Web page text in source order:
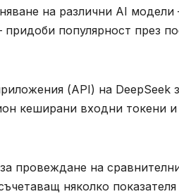
на различни AI модели
придоби популярност през
(API) на DeepSeek
кеширани входни токени
провеждане на
няколко